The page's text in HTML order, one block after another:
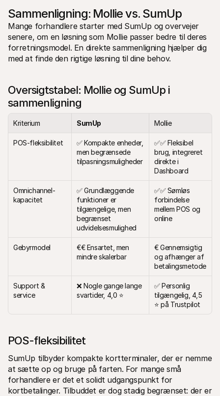
Sammenligning: Mollie vs. SumUp
Mange forhandlere starter med SumUp og overvejer
senere, om en løsning som Mollie passer bedre til deres
forretningsmodel. En direkte sammenligning hjælper dig
med at finde den rigtige løsning til dine behov.
Oversigtstabel: Mollie og SumUp i
sammenligning
Kriterium SumUp Mollie
POS-fleksibilitet
✅ Kompakte enheder,
men begrænsede
tilpasningsmuligheder
✅✅ Fleksibel
brug, integreret
direkte i
Dashboard
Omnichannel-
kapacitet
✅ Grundlæggende
funktioner er
tilgængelige, men
begrænset
udvidelsesmulighed
✅✅ Sømløs
forbindelse
mellem POS og
online
Gebyrmodel
€€ Ensartet, men
mindre skalerbar
€ Gennemsigtig
og afhænger af
betalingsmetode
Support &
service
❌ Nogle gange lange
svartider, 4,0 ⭐
✅ Personlig
tilgængelig, 4,5
⭐ på Trustpilot
POS-fleksibilitet
SumUp tilbyder kompakte kortterminaler, der er nemme
at sætte op og bruge på farten. For mange små
forhandlere er det et solidt udgangspunkt for
kortbetalinger. Tilbuddet er dog stadig begrænset: der er